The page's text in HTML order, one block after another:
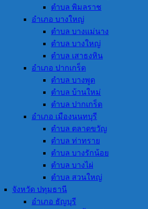
ตำบล พิมลราช
อำเภอ บางใหญ่
ตำบล บางแม่นาง
ตำบล บางใหญ่
ตำบล เสาธงหิน
อำเภอ ปากเกร็ด
ตำบล บางพูด
ตำบล บ้านใหม่
ตำบล ปากเกร็ด
อำเภอ เมืองนนทบุรี
ตำบล ตลาดขวัญ
ตำบล ท่าทราย
ตำบล บางรักน้อย
ตำบล บางไผ่
ตำบล สวนใหญ่
จังหวัด ปทุมธานี
อำเภอ ธัญบุรี